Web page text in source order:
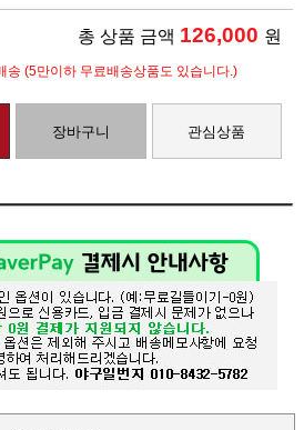
총 상품 금액 126,000 원
송 (5만이하 무료배송상품도 있습니다.)
장바구니 관심상품